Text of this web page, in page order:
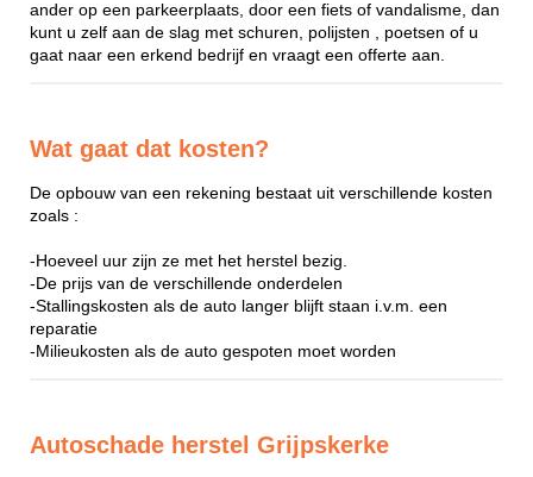
ander op een parkeerplaats, door een fiets of vandalisme, dan
kunt u zelf aan de slag met schuren, polijsten , poetsen of u
gaat naar een erkend bedrijf en vraagt een offerte aan.
Wat gaat dat kosten?
De opbouw van een rekening bestaat uit verschillende kosten
zoals :
-Hoeveel uur zijn ze met het herstel bezig.
-De prijs van de verschillende onderdelen
-Stallingskosten als de auto langer blijft staan i.v.m. een
reparatie
-Milieukosten als de auto gespoten moet worden
Autoschade herstel Grijpskerke